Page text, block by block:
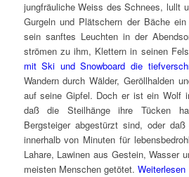
jungfräuliche Weiss des Schnees, lullt
Gurgeln und Plätschern der Bäche
sein sanftes Leuchten in der
strömen zu ihm, Klettern in seinen
mit Ski und Snowboard die
Wandern durch Wälder, Geröllhalden
auf seine Gipfel. Doch er ist ein Wolf
daß die Steilhänge ihre Tücken
Bergsteiger abgestürzt sind, oder
innerhalb von Minuten für
Lahare, Lawinen aus Gestein, Wasser
meisten Menschen getötet. Weiterlesen